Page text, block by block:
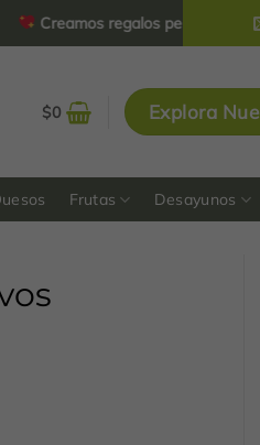
Creamos regalos personalizados y
$0 Explora
Frutas Desayunos